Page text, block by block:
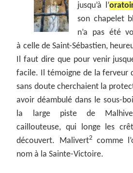
jusqu’à l’
son chapelet
n’a pas été
à celle de Saint-Sébastien,
Il faut dire que pour venir
facile. Il témoigne de la ferveur
sans doute cherchaient la
avoir déambulé dans le sous-
la large piste de
caillouteuse, qui longe les
découvert. Malivert2comme
nom à la Sainte-Victoire.